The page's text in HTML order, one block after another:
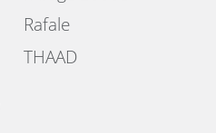
Rafale
THAAD